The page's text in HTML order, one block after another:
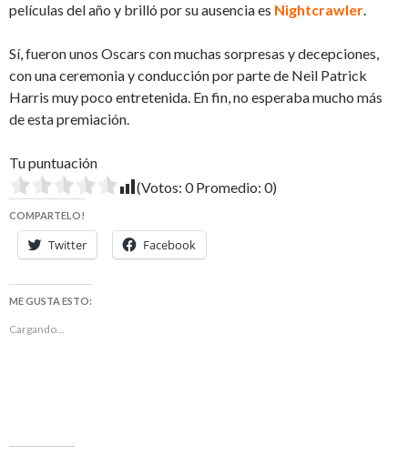
películas del año y brilló por su ausencia es Nightcrawler.
Sí, fueron unos Oscars con muchas sorpresas y decepciones,
con una ceremonia y conducción por parte de Neil Patrick
Harris muy poco entretenida. En fin, no esperaba mucho más
de esta premiación.
Tu puntuación
(Votos: 0Promedio: 0)
COMPARTELO!
Twitter Facebook
ME GUSTA ESTO:
Cargando...